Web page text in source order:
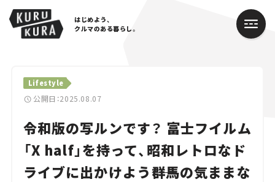
はじめよう、
クルマのある暮らし。
Lifestyle
公開日：2025.08.07
令和版の写ルンです？ 富士フイルム
「X half」を持って、昭和レトロなド
ライブに出かけよう――群馬の気ままな
Lifestyle
Traffic